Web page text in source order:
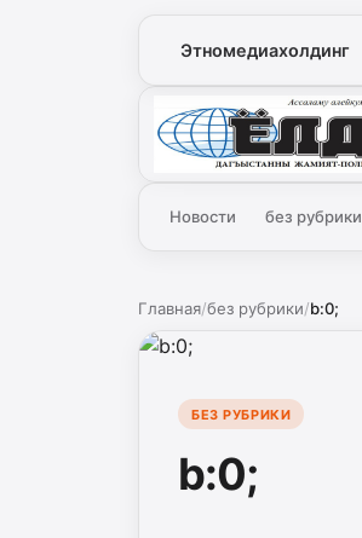
Этномедиахолдинг
Ёлдаш
Новости без рубрики
Главная/без рубрики/b:0;
БЕЗ РУБРИКИ
b:0;